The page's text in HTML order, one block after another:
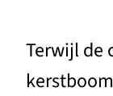
Terwijl de